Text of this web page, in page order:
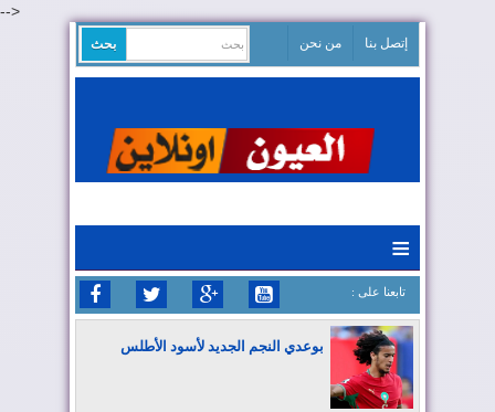
-->
إتصل بنا من نحن
≡
: تابعنا على
بوعدي النجم الجديد لأسود الأطلس